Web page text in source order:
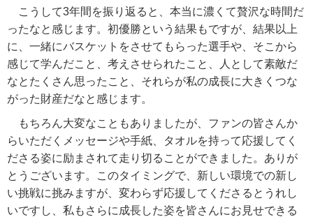
こうして3年間を振り返ると、本当に濃くて贅沢な時間だ
ったなと感じます。初優勝という結果もですが、結果以上
に、一緒にバスケットをさせてもらった選手や、そこから
感じて学んだこと、考えさせられたこと、人として素敵だ
なとたくさん思ったこと、それらが私の成長に大きくつな
がった財産だなと感じます。
もちろん大変なこともありましたが、ファンの皆さんか
らいただくメッセージや手紙、タオルを持って応援してく
ださる姿に励まされて走り切ることができました。ありが
とうございます。このタイミングで、新しい環境での新し
い挑戦に挑みますが、変わらず応援してくださるとうれし
いですし、私もさらに成長した姿を皆さんにお見せできる